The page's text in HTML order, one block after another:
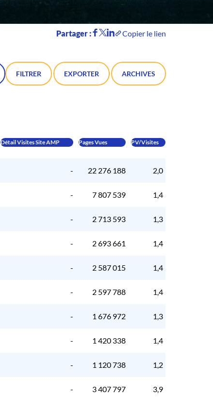
Partager : Copier le lien
FILTRER EXPORTER ARCHIVES
Détail Visites Site AMP Pages Vues PV/Visites
- 22 276 188 2,0
- 7 807 539 1,4
- 2 713 593 1,3
- 2 693 661 1,4
- 2 587 015 1,4
- 2 597 788 1,4
- 1 676 972 1,3
- 1 420 338 1,4
- 1 120 738 1,2
- 3 407 797 3,9